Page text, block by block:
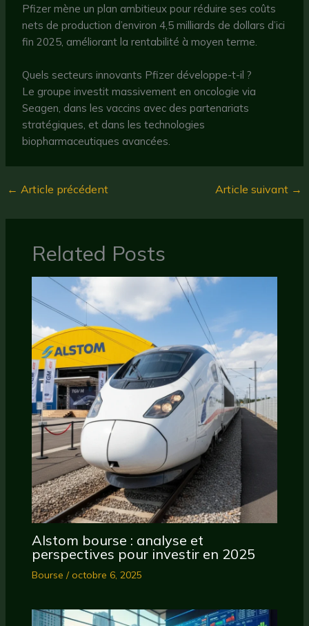
Pfizer mène un plan ambitieux pour réduire ses coûts
nets de production d’environ 4,5 milliards de dollars d’ici
fin 2025, améliorant la rentabilité à moyen terme.
Quels secteurs innovants Pfizer développe-t-il ?
Le groupe investit massivement en oncologie via
Seagen, dans les vaccins avec des partenariats
stratégiques, et dans les technologies
biopharmaceutiques avancées.
← Article précédent Article suivant →
Related Posts
Alstom bourse : analyse et
perspectives pour investir en 2025
Bourse /octobre 6, 2025